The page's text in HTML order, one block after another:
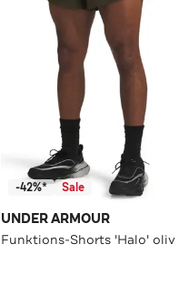
-42%* Sale
UNDER ARMOUR
Funktions-Shorts 'Halo' oliv